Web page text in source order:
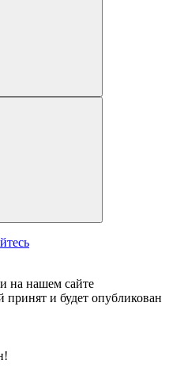
на нашем сайте
и будет опубликован